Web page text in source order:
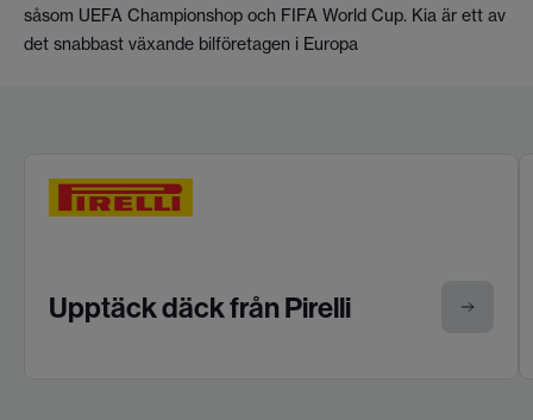
såsom UEFA Championshop och FIFA World Cup. Kia är ett av
det snabbast växande bilföretagen i Europa
Upptäck däck från Pirelli